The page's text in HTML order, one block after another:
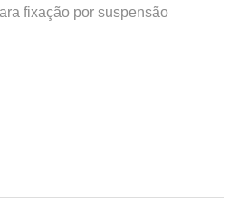
fixação por suspensão